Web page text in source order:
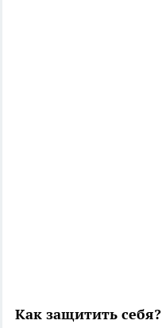
Как защитить себя?